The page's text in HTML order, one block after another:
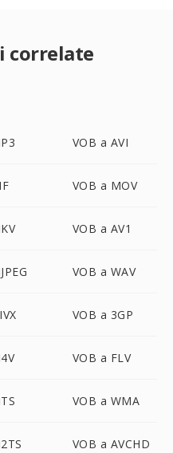
correlate
VOB a AVI
VOB a MOV
VOB a AV1
VOB a WAV
VOB a 3GP
VOB a FLV
VOB a WMA
VOB a AVCHD